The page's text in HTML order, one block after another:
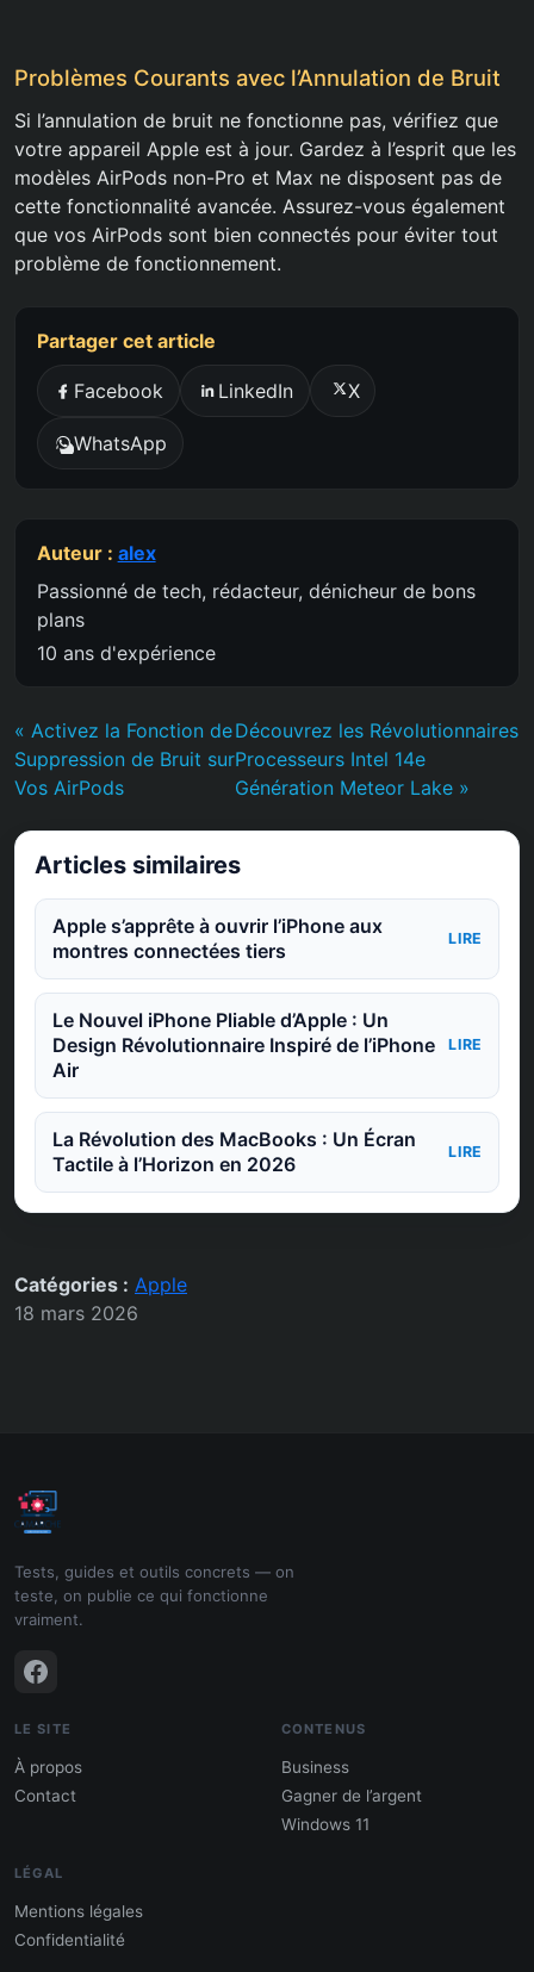
Problèmes Courants avec l’Annulation de Bruit
Si l’annulation de bruit ne fonctionne pas, vérifiez que
votre appareil Apple est à jour. Gardez à l’esprit que les
modèles AirPods non-Pro et Max ne disposent pas de
cette fonctionnalité avancée. Assurez-vous également
que vos AirPods sont bien connectés pour éviter tout
problème de fonctionnement.
Partager cet article
Facebook LinkedIn X
WhatsApp
Auteur : alex
Passionné de tech, rédacteur, dénicheur de bons
plans
10 ans d'expérience
« Activez la Fonction de
Suppression de Bruit sur
Vos AirPods
Découvrez les Révolutionnaires
Processeurs Intel 14e
Génération Meteor Lake »
Articles similaires
Apple s’apprête à ouvrir l’iPhone aux
montres connectées tiers
LIRE
Le Nouvel iPhone Pliable d’Apple : Un
Design Révolutionnaire Inspiré de l’iPhone
Air
LIRE
La Révolution des MacBooks : Un Écran
Tactile à l’Horizon en 2026
LIRE
Catégories : Apple
18 mars 2026
Tests, guides et outils concrets — on
teste, on publie ce qui fonctionne
vraiment.
LE SITE
À propos
Contact
CONTENUS
Business
Gagner de l’argent
Windows 11
LÉGAL
Mentions légales
Confidentialité